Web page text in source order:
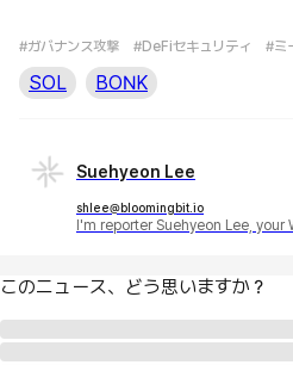
#ガバナンス攻撃 #DeFiセキュリティ #ミ
SOL BONK
Suehyeon Lee
shlee@bloomingbit.io
I'm reporter Suehyeon Lee, your
このニュース、どう思いますか？